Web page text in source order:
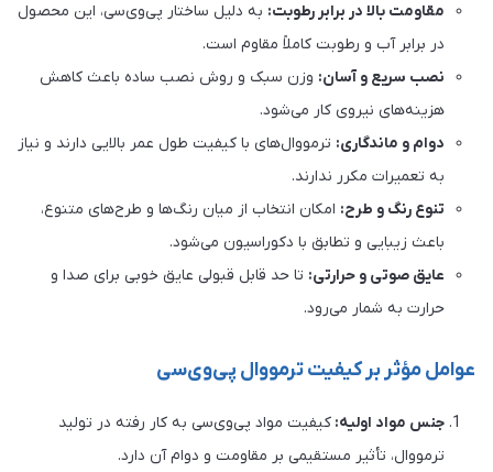
مقاومت بالا در برابر رطوبت: به دلیل ساختار پی‌وی‌سی، این محصول
در برابر آب و رطوبت کاملاً مقاوم است.
نصب سریع و آسان: وزن سبک و روش نصب ساده باعث کاهش
هزینه‌های نیروی کار می‌شود.
دوام و ماندگاری: ترمووال‌های با کیفیت طول عمر بالایی دارند و نیاز
به تعمیرات مکرر ندارند.
تنوع رنگ و طرح: امکان انتخاب از میان رنگ‌ها و طرح‌های متنوع،
باعث زیبایی و تطابق با دکوراسیون می‌شود.
عایق صوتی و حرارتی: تا حد قابل قبولی عایق خوبی برای صدا و
حرارت به شمار می‌رود.
عوامل مؤثر بر کیفیت ترمووال پی‌وی‌سی
جنس مواد اولیه: کیفیت مواد پی‌وی‌سی به کار رفته در تولید
ترمووال، تأثیر مستقیمی بر مقاومت و دوام آن دارد.